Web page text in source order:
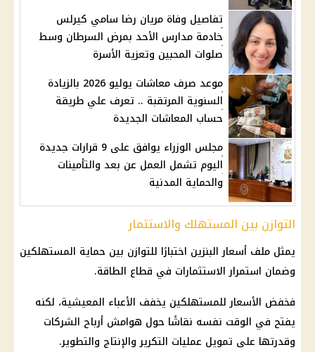
تفاصيل وفاة مريان رضا سامي كيرلس
خادمة مدارس الأحد بمرض السرطان وسط
صلوات المحبين وتعزية الأسرة
موعد صرف معاشات يوليو 2026 بالزيادة
السنوية المرتقبة .. تعرف علي طريقة
حساب المعاشات الجديدة
مجلس الوزراء يوافق على 9 قرارات جديدة
اليوم تشمل العمل عن بعد والتأمينات
والحماية المدنية
التوازن بين المستهلك والاستثمار
يمثل ملف أسعار البنزين اختبارًا للتوازن بين حماية المستهلكين
وضمان استمرارالاستثمارات في قطاع الطاقة.
فخفض الأسعار للمستهلكين يخفف الأعباء المعيشية، لكنه
يفتح في الوقت نفسه نقاشًا حول هوامش أرباح الشركات
وقدرتها على تمويل عمليات التكرير والإنتاج والتطوير.